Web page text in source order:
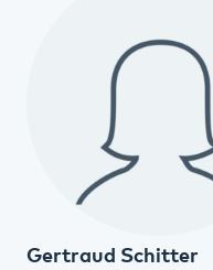
Gertraud Schitter